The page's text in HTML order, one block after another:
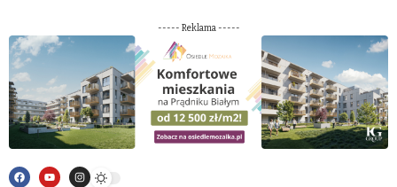
----- Reklama -----